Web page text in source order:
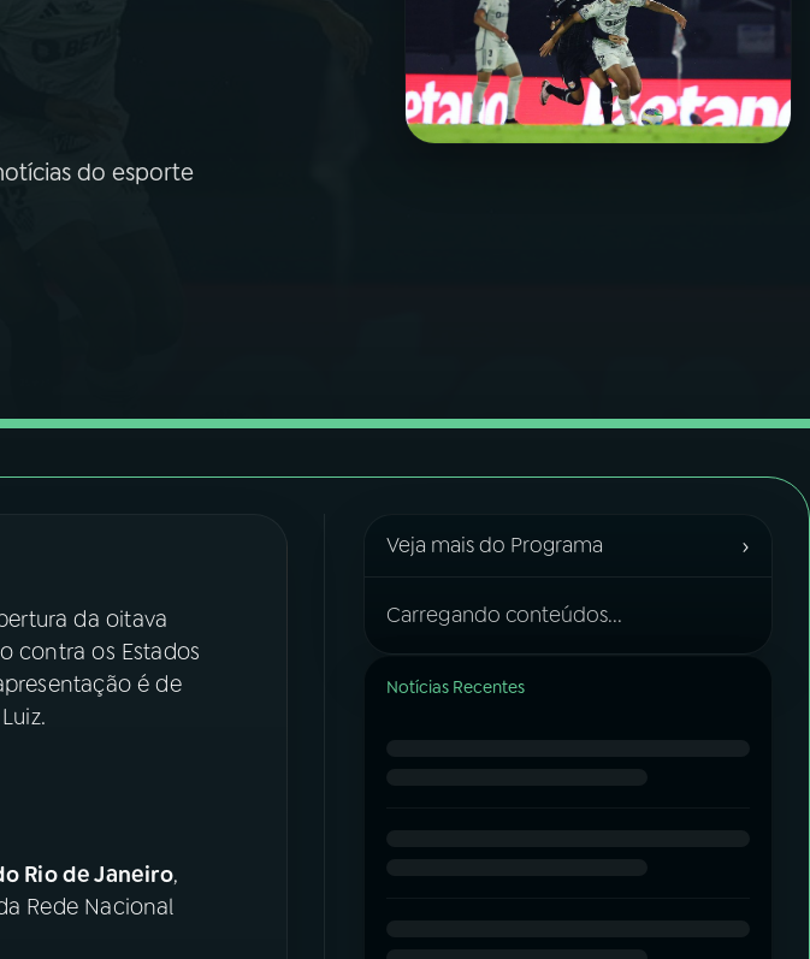
do esporte
da oitava
contra os Estados
é de
Rio de Janeiro,
Rede Nacional
Veja mais do Programa ›
Carregando conteúdos...
Notícias Recentes